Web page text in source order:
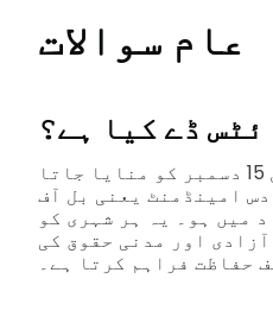
عام سوالات
ڈے کیا ہے؟
بل آف رائٹس ڈے ہر سال 15 دسمبر کو منایا جاتا
امینڈمنٹ یعنی بل آف
میں ہو۔ یہ ہر شہری کو
اور مدنی حقوق کی
حفاظت فراہم کرتا ہے۔